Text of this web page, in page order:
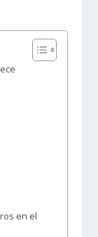
en el